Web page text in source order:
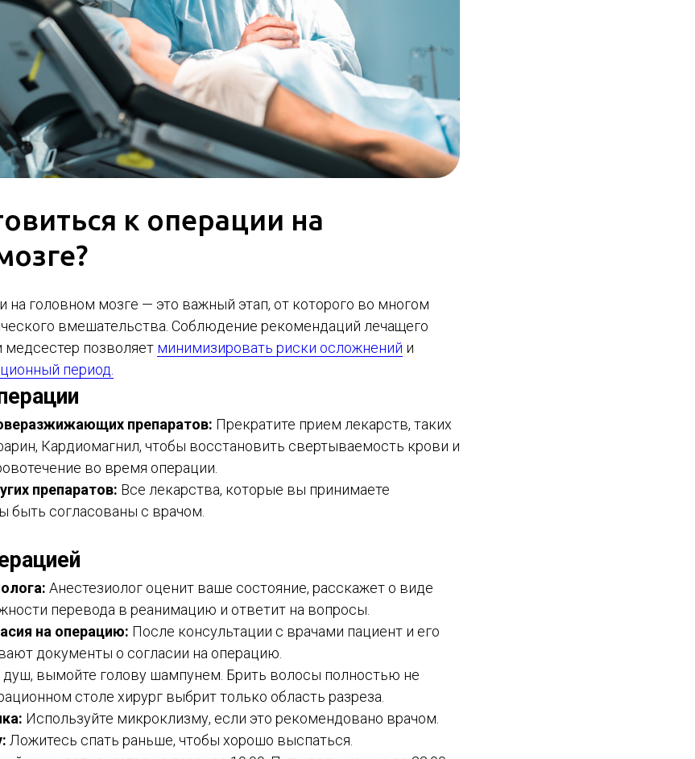
к операции на
на головном мозге — это важный этап, от которого во многом
вмешательства. Соблюдение рекомендаций лечащего
медсестер позволяет минимизировать риски осложнений и
период.
препаратов: Прекратите прием лекарств, таких
Кардиомагнил, чтобы восстановить свертываемость крови и
во время операции.
препаратов: Все лекарства, которые вы принимаете
быть согласованы с врачом.
Анестезиолог оценит ваше состояние, расскажет о виде
перевода в реанимацию и ответит на вопросы.
на операцию: После консультации с врачами пациент и его
документы о согласии на операцию.
вымойте голову шампунем. Брить волосы полностью не
столе хирург выбрит только область разреза.
Используйте микроклизму, если это рекомендовано врачом.
Ложитесь спать раньше, чтобы хорошо выспаться.